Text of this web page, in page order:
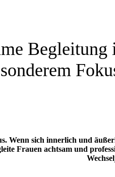
Begleitung
Wenn sich innerlich und
Frauen achtsam und